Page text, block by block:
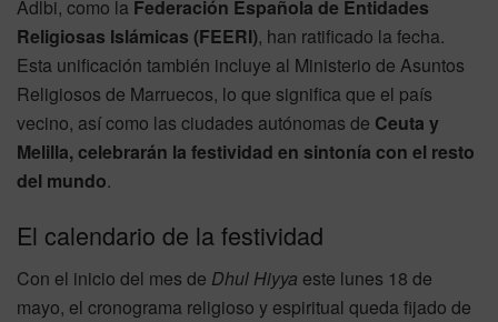
Adlbi, como la Federación Española de Entidades
Religiosas Islámicas (FEERI), han ratificado la fecha.
Esta unificación también incluye al Ministerio de Asuntos
Religiosos de Marruecos, lo que significa que el país
vecino, así como las ciudades autónomas de Ceuta y
Melilla, celebrarán la festividad en sintonía con el resto
del mundo.
El calendario de la festividad
Con el inicio del mes de Dhul Hiyya este lunes 18 de
mayo, el cronograma religioso y espiritual queda fijado de